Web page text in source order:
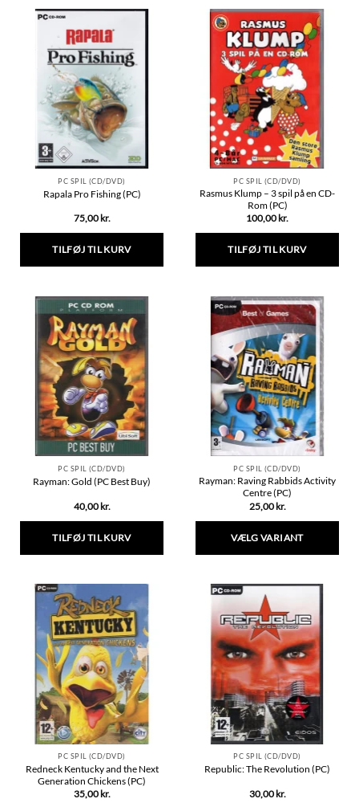
flere
varianter.
Mulighederne
kan
vælges
på
varesiden
PC SPIL (CD/DVD)
Rapala Pro Fishing (PC)
75,00 kr.
TILFØJ TIL KURV
PC SPIL (CD/DVD)
Rasmus Klump – 3 spil på en CD-
Rom (PC)
100,00 kr.
TILFØJ TIL KURV
PC SPIL (CD/DVD)
Rayman: Gold (PC Best Buy)
40,00 kr.
TILFØJ TIL KURV
PC SPIL (CD/DVD)
Rayman: Raving Rabbids Activity
Centre (PC)
25,00 kr.
VÆLG VARIANT
flere
varianter.
Mulighederne
kan
vælges
på
varesiden
PC SPIL (CD/DVD)
Redneck Kentucky and the Next
Generation Chickens (PC)
35,00 kr.
PC SPIL (CD/DVD)
Republic: The Revolution (PC)
30,00 kr.